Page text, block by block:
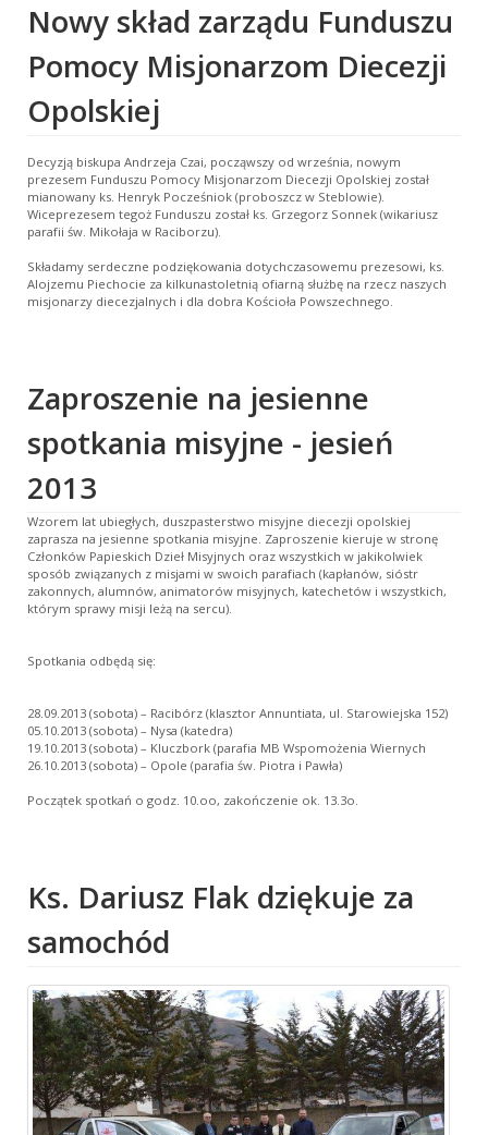
Nowy skład zarządu Funduszu
Pomocy Misjonarzom Diecezji
Opolskiej
Decyzją biskupa Andrzeja Czai, począwszy od września, nowym
prezesem Funduszu Pomocy Misjonarzom Diecezji Opolskiej został
mianowany ks. Henryk Pocześniok (proboszcz w Steblowie).
Wiceprezesem tegoż Funduszu został ks. Grzegorz Sonnek (wikariusz
parafii św. Mikołaja w Raciborzu).
Składamy serdeczne podziękowania dotychczasowemu prezesowi, ks.
Alojzemu Piechocie za kilkunastoletnią ofiarną służbę na rzecz naszych
misjonarzy diecezjalnych i dla dobra Kościoła Powszechnego.
Zaproszenie na jesienne
spotkania misyjne - jesień
2013
Wzorem lat ubiegłych, duszpasterstwo misyjne diecezji opolskiej
zaprasza na jesienne spotkania misyjne. Zaproszenie kieruje w stronę
Członków Papieskich Dzieł Misyjnych oraz wszystkich w jakikolwiek
sposób związanych z misjami w swoich parafiach (kapłanów, sióstr
zakonnych, alumnów, animatorów misyjnych, katechetów i wszystkich,
którym sprawy misji leżą na sercu).
Spotkania odbędą się:
28.09.2013 (sobota) – Racibórz (klasztor Annuntiata, ul. Starowiejska 152)
05.10.2013 (sobota) – Nysa (katedra)
19.10.2013 (sobota) – Kluczbork (parafia MB Wspomożenia Wiernych
26.10.2013 (sobota) – Opole (parafia św. Piotra i Pawła)
Początek spotkań o godz. 10.oo, zakończenie ok. 13.3o.
Ks. Dariusz Flak dziękuje za
samochód